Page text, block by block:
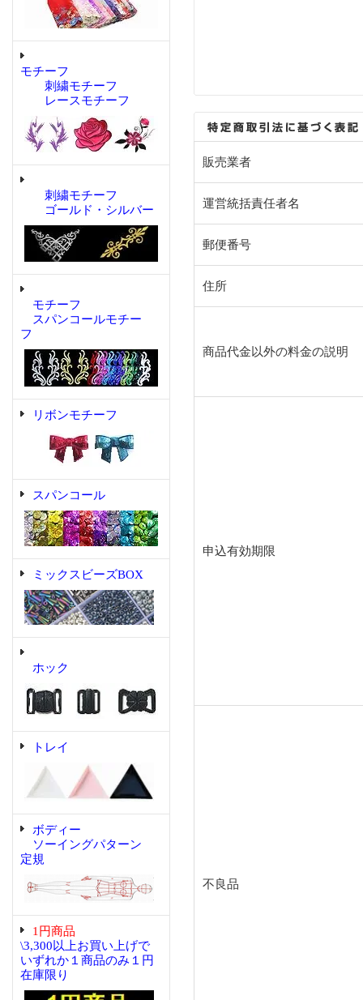
モチーフ
刺繍モチーフ
レースモチーフ
刺繍モチーフ
ゴールド・シルバー
モチーフ
スパンコールモチー
フ
リボンモチーフ
スパンコール
ミックスビーズBOX
ホック
トレイ
ボディー
ソーイングパターン
定規
1円商品
\3,300以上お買い上げで
いずれか１商品のみ１円
在庫限り
販売業者
運営統括責任者名
郵便番号
住所
商品代金以外の料金の説明
申込有効期限
不良品